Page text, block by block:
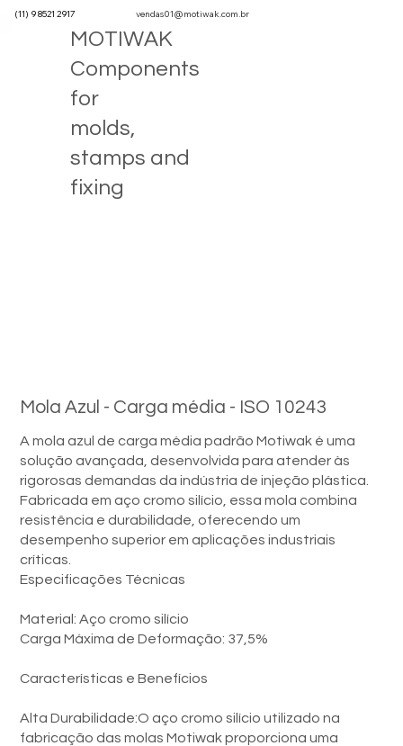
(11) 9 8521 2917 vendas01@motiwak.com.br
MOTIWAK
Components
for
molds,
stamps and
fixing
Mola Azul - Carga média - ISO 10243
A mola azul de carga média padrão Motiwak é uma
solução avançada, desenvolvida para atender às
rigorosas demandas da indústria de injeção plástica.
Fabricada em aço cromo silício, essa mola combina
resistência e durabilidade, oferecendo um
desempenho superior em aplicações industriais
críticas.
Especificações Técnicas
Material: Aço cromo silício
Carga Máxima de Deformação: 37,5%
Características e Benefícios
Alta Durabilidade:O aço cromo silício utilizado na
fabricação das molas Motiwak proporciona uma